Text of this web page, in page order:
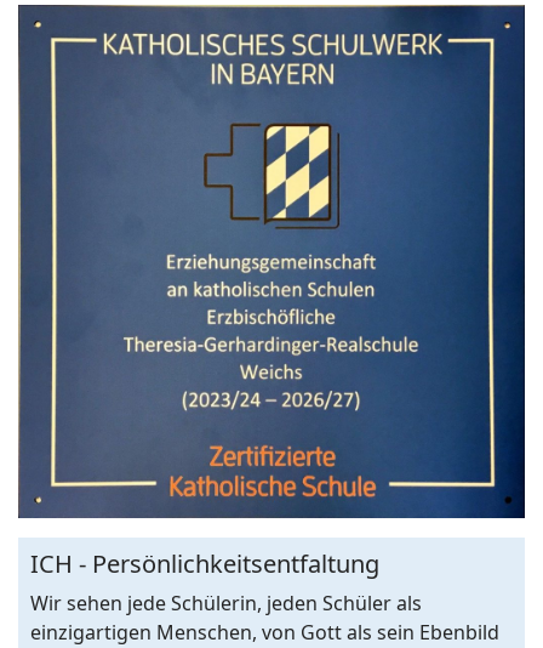
ICH - Persönlichkeitsentfaltung
Wir sehen jede Schülerin, jeden Schüler als
einzigartigen Menschen, von Gott als sein Ebenbild